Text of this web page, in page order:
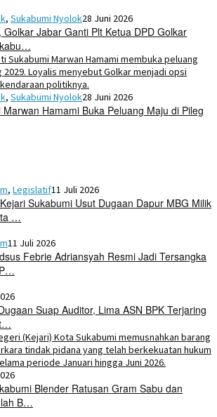
, Sukabumi Nyolok28 Juni 2026
Jabar Ganti Plt Ketua DPD Golkar
, Sukabumi Nyolok28 Juni 2026
Hamami Buka Peluang Maju di Pileg
, Legislatif11 Juli 2026
Sukabumi Usut Dugaan Dapur MBG Milik
…
11 Juli 2026
Febrie Adriansyah Resmi Jadi Tersangka
Suap Auditor, Lima ASN BPK Terjaring
Blender Ratusan Gram Sabu dan
B…